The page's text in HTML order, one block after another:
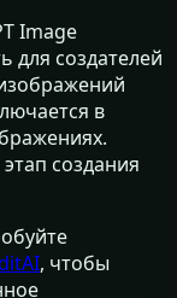
Image
для создателей
в
создания
, чтобы